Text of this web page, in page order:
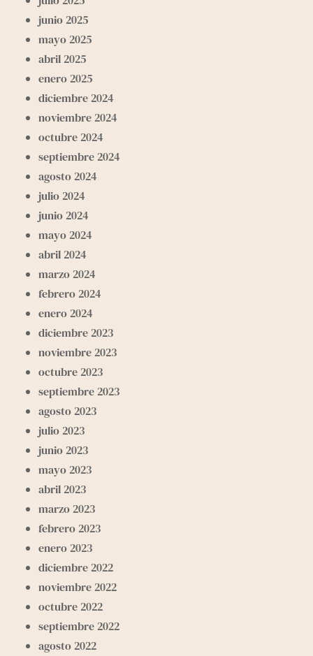
junio 2025
mayo 2025
abril 2025
enero 2025
diciembre 2024
noviembre 2024
octubre 2024
septiembre 2024
agosto 2024
julio 2024
junio 2024
mayo 2024
abril 2024
marzo 2024
febrero 2024
enero 2024
diciembre 2023
noviembre 2023
octubre 2023
septiembre 2023
agosto 2023
julio 2023
junio 2023
mayo 2023
abril 2023
marzo 2023
febrero 2023
enero 2023
diciembre 2022
noviembre 2022
octubre 2022
septiembre 2022
agosto 2022